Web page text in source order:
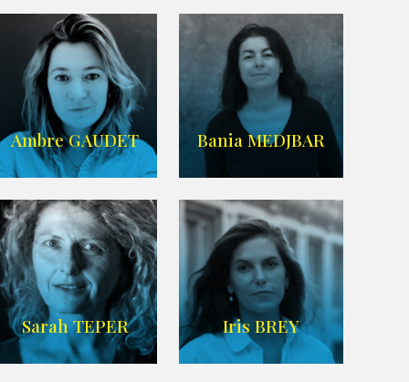
ARDA
Ambre GAUDET Bania MEDJBAR
IMDB/SITE
Sarah TEPER Iris BREY